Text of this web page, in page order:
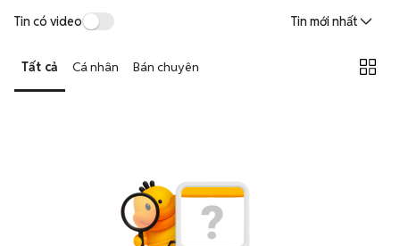
Tin có video Tin mới nhất
Tất cả Cá nhân Bán chuyên